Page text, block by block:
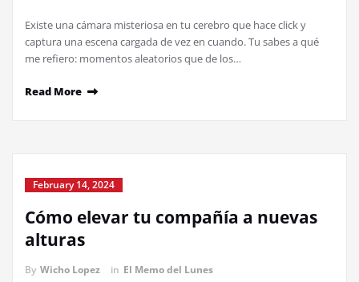
Existe una cámara misteriosa en tu cerebro que hace click y
captura una escena cargada de vez en cuando. Tu sabes a qué
me refiero: momentos aleatorios que de los…
Read More
February 14, 2024
Cómo elevar tu compañía a nuevas
alturas
By Wicho Lopez in El Memo del Lunes